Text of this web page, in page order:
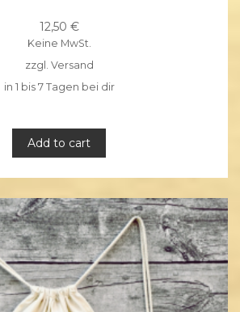
12,50 €
Keine MwSt.
zzgl. Versand
in 1 bis 7 Tagen bei dir
Add to cart